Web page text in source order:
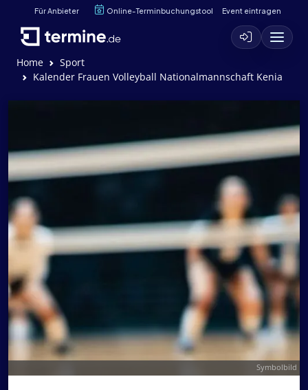
Für Anbieter Online-Terminbuchungstool Event eintragen
Home
Sport
Kalender Frauen Volleyball Nationalmannschaft Kenia
Symbolbild